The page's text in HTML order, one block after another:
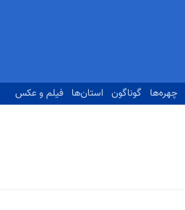
چهره‌ها گوناگون استان‌ها فیلم و عکس